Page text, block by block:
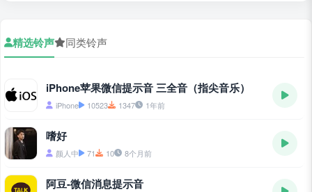
精选铃声 同类铃声
iPhone苹果微信提示音 三全音（指尖音乐）
iPhone 10523 1347 1年前
嗜好
颜人中 71 10 8个月前
阿豆-微信消息提示音